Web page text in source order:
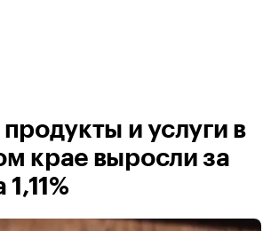
и услуги в
крае выросли за